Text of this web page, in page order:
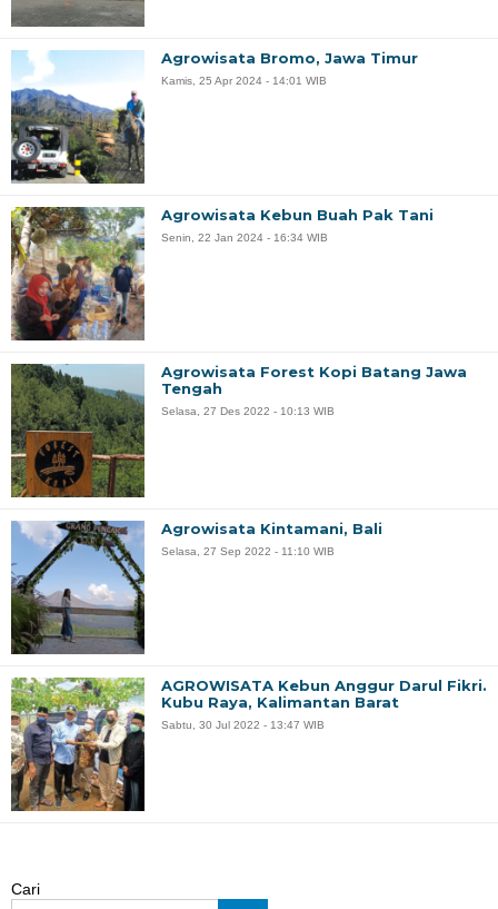
Cari
Agrowisata Bromo, Jawa Timur
Kamis, 25 Apr 2024 - 14:01 WIB
Agrowisata Kebun Buah Pak Tani
Senin, 22 Jan 2024 - 16:34 WIB
Agrowisata Forest Kopi Batang Jawa
Tengah
Selasa, 27 Des 2022 - 10:13 WIB
Agrowisata Kintamani, Bali
Selasa, 27 Sep 2022 - 11:10 WIB
AGROWISATA Kebun Anggur Darul Fikri.
Kubu Raya, Kalimantan Barat
Sabtu, 30 Jul 2022 - 13:47 WIB